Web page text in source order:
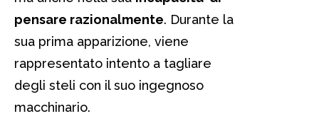
pensare razionalmente. Durante la
sua prima apparizione, viene
rappresentato intento a tagliare
degli steli con il suo ingegnoso
macchinario.